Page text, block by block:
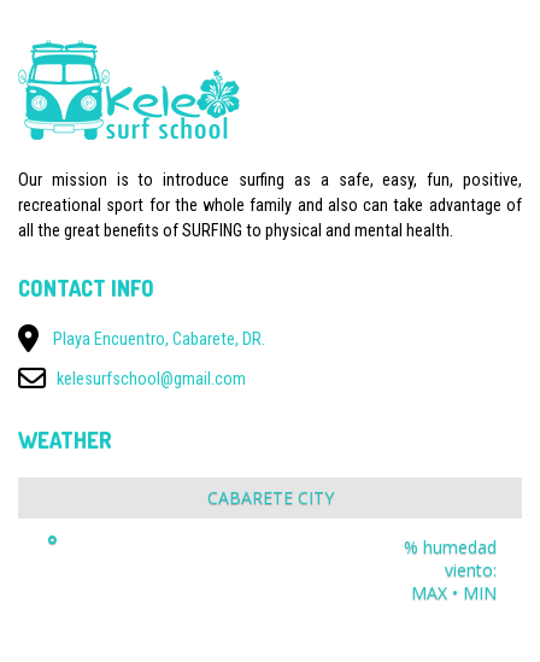
Our mission is to introduce surfing as a safe, easy, fun, positive,
recreational sport for the whole family and also can take advantage of
all the great benefits of SURFING to physical and mental health.
CONTACT INFO
Playa Encuentro, Cabarete, DR.
kelesurfschool@gmail.com
WEATHER
CABARETE CITY
°
% humedad
viento:
MAX • MIN